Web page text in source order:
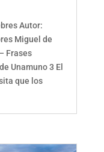
Autor:
Miguel de
Frases
Unamuno 3 El
que los